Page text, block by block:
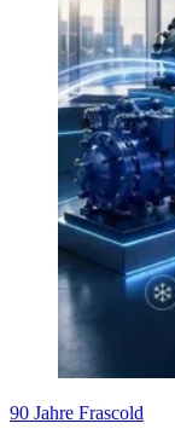
90 Jahre Frascold